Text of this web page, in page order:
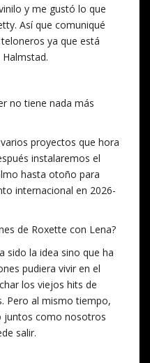
y me gustó lo que
Así que comuniqué
ya que está
no tiene nada más
proyectos que hora
instalaremos el
hasta otoño para
internacional en 2026-
de Roxette con Lena?
sido la idea sino que ha
pudiera vivir en el
los viejos hits de
Pero al mismo tiempo,
juntos como nosotros
salir.